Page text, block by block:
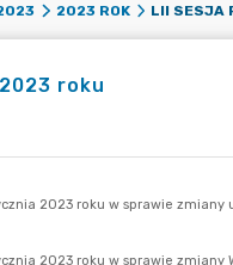
2023 ROK
roku